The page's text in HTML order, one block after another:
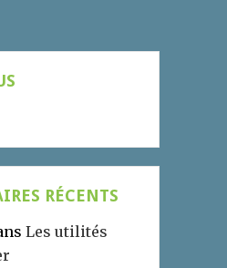
RÉCENTS
Les utilités